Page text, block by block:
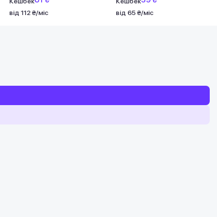
від 112 ₴/міс від 65 ₴/міс